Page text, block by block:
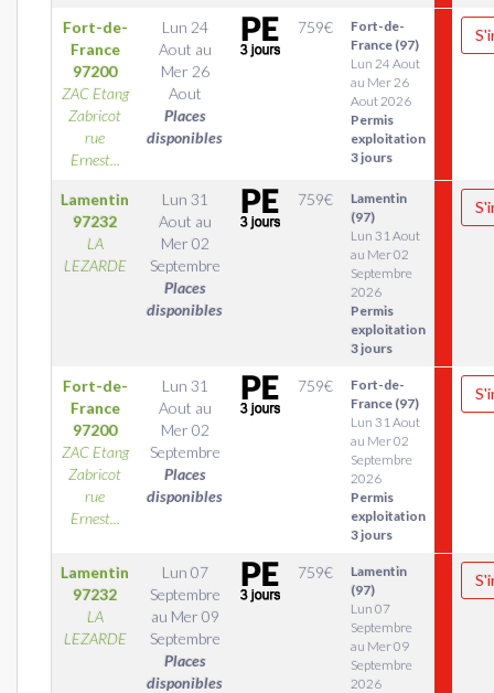
Fort-de-
France
97200
ZAC Etang
Zabricot
rue
Ernest...
Lun 24
Aout au
Mer 26
Aout
Places
disponibles
759€
Fort-de-
France (97)
Lun 24 Aout
au Mer 26
Aout 2026
Permis
exploitation
3 jours
Lamentin
97232
LA
LEZARDE
Lun 31
Aout au
Mer 02
Septembre
Places
disponibles
759€
Lamentin
(97)
Lun 31 Aout
au Mer 02
Septembre
2026
Permis
exploitation
3 jours
Fort-de-
France
97200
ZAC Etang
Zabricot
rue
Ernest...
Lun 31
Aout au
Mer 02
Septembre
Places
disponibles
759€
Fort-de-
France (97)
Lun 31 Aout
au Mer 02
Septembre
2026
Permis
exploitation
3 jours
Lamentin
97232
LA
LEZARDE
Lun 07
Septembre
au Mer 09
Septembre
Places
disponibles
759€
Lamentin
(97)
Lun 07
Septembre
au Mer 09
Septembre
2026